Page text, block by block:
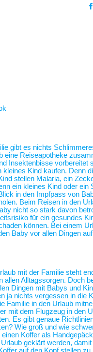
gibt es nichts
eine Reiseapotheke
Insektenbisse
kleines Kind kaufen. Denn
stellen Malaria, ein
ein kleines Kind oder
in den Impfpass von
Beim Reisen in den
nicht so stark davon
für ein gesundes
können. Bei einem
Baby vor allen Dingen
mit der Familie steht
allen Alltagssorgen. Doch
Dingen mit Babys und
ja nichts vergessen in die
Familie in den Urlaub
mit dem Flugzeug in den
Es gibt genaue
Wie groß und wie
Koffer als
geklärt werden,